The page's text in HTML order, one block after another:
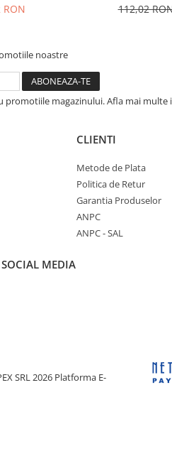
RON
112,02
noastre
promotiile magazinului. Afla mai multe
CLIENTI
Metode de Plata
Politica de Retur
Garantia Produselor
ANPC
ANPC - SAL
MEDIA
SRL 2026 Platforma E-